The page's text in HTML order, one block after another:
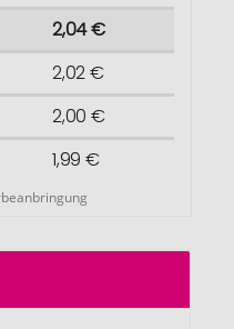
2,04 €
2,02 €
2,00 €
1,99 €